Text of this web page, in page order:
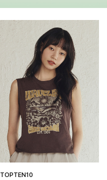
TOPTEN10